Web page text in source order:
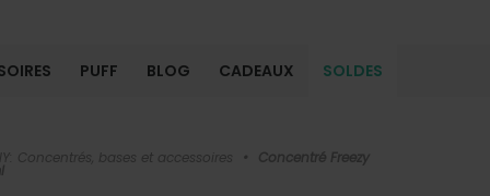
PUFF BLOG CADEAUX SOLDES
Concentrés, bases et accessoires • Concentré Freezy